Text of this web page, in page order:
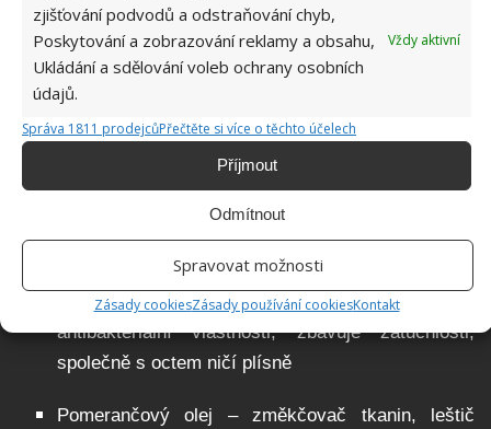
zjišťování podvodů a odstraňování chyb,
Poskytování a zobrazování reklamy a obsahu,
Ukládání a sdělování voleb ochrany osobních
údajů.
Vždy aktivní
Správa 1811 prodejcůPřečtěte si více o těchto účelech
Příjmout
Odmítnout
Spravovat možnosti
Zásady cookiesZásady používání cookiesKontakt
Další skvělí pomocníci do
domácnosti
Skořicový olej – antiseptické a antibakteriální
vlastnosti. Účinný proti škůdcům
Tea Tree olej – protiplísňové, antiseptické,
antibakteriální vlastnosti, zbavuje zatuchlosti,
společně s octem ničí plísně
Pomerančový olej – změkčovač tkanin, leštič